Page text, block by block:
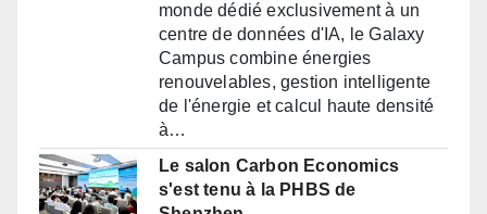
monde dédié exclusivement à un
centre de données d'IA, le Galaxy
Campus combine énergies
renouvelables, gestion intelligente
de l'énergie et calcul haute densité
à…
Le salon Carbon Economics
s'est tenu à la PHBS de